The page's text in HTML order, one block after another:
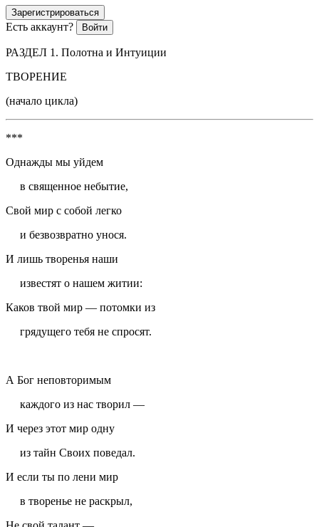
Зарегистрироваться
Есть аккаунт? Войти
РАЗДЕЛ 1. Полотна и Интуиции
ТВОРЕНИЕ
(начало цикла)
***
Однажды мы уйдем
в священное небытие,
Свой мир с собой легко
и безвозвратно унося.
И лишь творенья наши
известят о нашем житии:
Каков твой мир — потомки из
грядущего тебя не спросят.
А Бог неповторимым
каждого из нас творил —
И через этот мир одну
из тайн Своих поведал.
И если ты по лени мир
в творенье не раскрыл,